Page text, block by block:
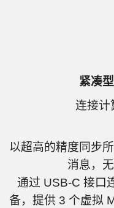
紧凑
连接计
以超高的精度同步
消息，
通过 USB-C 接口
备，提供 3 个虚拟